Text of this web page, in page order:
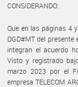
CONSIDERANDO:
Que en las páginas 4
DGD#MT del
integran el acuerdo
Visto y registrado
marzo 2023 por el
empresa TELECOM